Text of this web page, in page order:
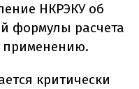
НКРЭКУ об
формулы расчета
применению.
критически